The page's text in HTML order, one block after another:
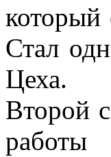
который
Стал
Цеха.
Второй